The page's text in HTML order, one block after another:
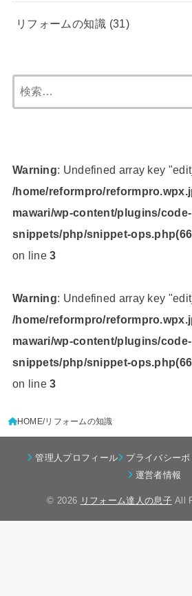
リフォームの知識 (31)
索:
Warning: Undefined array key
/home/reformpro/
mawari/wp-content/plugins/code-
snippets/php/snippet-
on line3
Warning: Undefined array key
/home/reformpro/
mawari/wp-content/plugins/code-
snippets/php/snippet-
on line3
HOME リフォームの知識
管理人プロフィール プライバシーポ
運営者情報
© 2026 リフォーム達人の息子All